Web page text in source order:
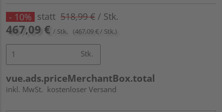
- 10% statt 518,99 € / Stk.
467,09 € / Stk. (467,09 € / Stk.)
Stk.
vue.ads.priceMerchantBox.total
inkl. MwSt. kostenloser Versand